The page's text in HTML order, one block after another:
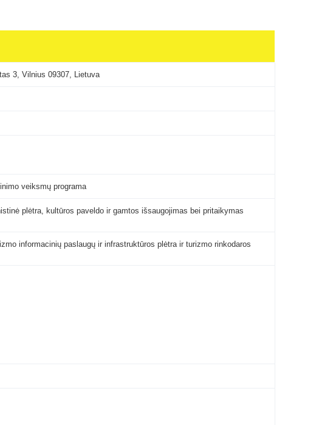
3, Vilnius 09307, Lietuva
veiksmų programa
plėtra, kultūros paveldo ir gamtos išsaugojimas bei pritaikymas
informacinių paslaugų ir infrastruktūros plėtra ir turizmo rinkodaros